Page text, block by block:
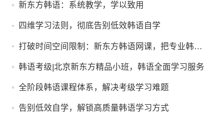
新东方韩语：系统教学，学以致用
四维学习法则，彻底告别低效韩语自学
打破时间空间限制：新东方韩语网课，把专业韩语
韩语考级|北京新东方精品小班，韩语全面学习服务
全阶段韩语课程体系，解决考级学习难题
告别低效自学，解锁高质量韩语学习方式